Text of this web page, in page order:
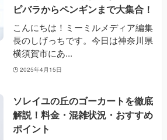
ピバラからペンギンまで大集合！
こんにちは！ミーミルメディア編集
長のしげっちです。今日は神奈川県
横須賀市にあ...
2025年4月15日
ソレイユの丘のゴーカートを徹底
解説！料金・混雑状況・おすすめ
ポイント